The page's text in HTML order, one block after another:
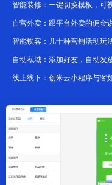
智能装修：一键切换模板，可
自营外卖：跟平台外卖的佣金
智能锁客：几十种营销活动玩
自动私域：添加好友，自动发
线上线下：创米云小程序与客